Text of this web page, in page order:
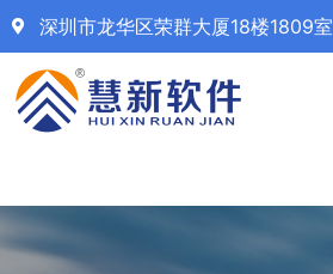
深圳市龙华区荣群大厦18楼1809室